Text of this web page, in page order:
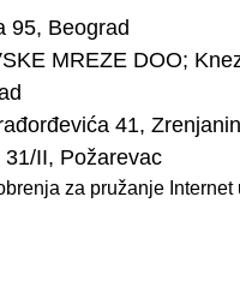
95, Beograd
MREZE DOO;
41, Zrenjanin
II, Požarevac
za pružanje Internet